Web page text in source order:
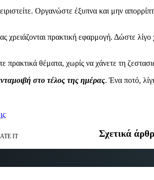
Οργανώστε έξυπνα και μην
χρειάζονται πρακτική εφαρμογή. Δώστε
πρακτικά θέματα, χωρίς να χάνετε τη
στο τέλος της ημέρας. Ένα ποτό,
IT Σχετικά